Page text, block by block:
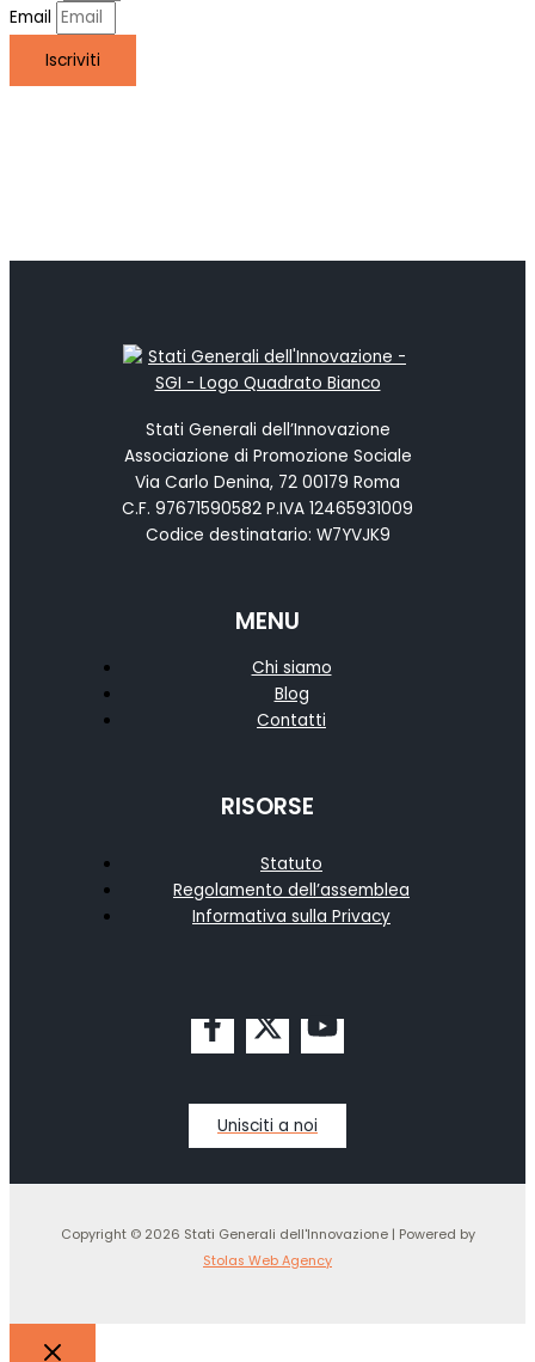
Email
Iscriviti
Stati Generali dell’Innovazione
Associazione di Promozione Sociale
Via Carlo Denina, 72 00179 Roma
C.F. 97671590582 P.IVA 12465931009
Codice destinatario: W7YVJK9
MENU
Chi siamo
Blog
Contatti
RISORSE
Statuto
Regolamento dell’assemblea
Informativa sulla Privacy
Unisciti a noi
Copyright © 2026 Stati Generali dell'Innovazione | Powered by
Stolas Web Agency